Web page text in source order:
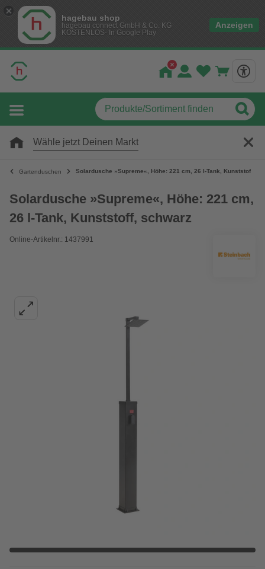
hagebau shop
hagebau connect GmbH & Co. KG
KOSTENLOS- In Google Play
Anzeigen
Wähle jetzt Deinen Markt
Gartenduschen Solardusche »Supreme«, Höhe: 221 cm, 26 l-Tank, Kunststoff,
Solardusche »Supreme«, Höhe: 221 cm,
26 l-Tank, Kunststoff, schwarz
Online-Artikelnr.: 1437991